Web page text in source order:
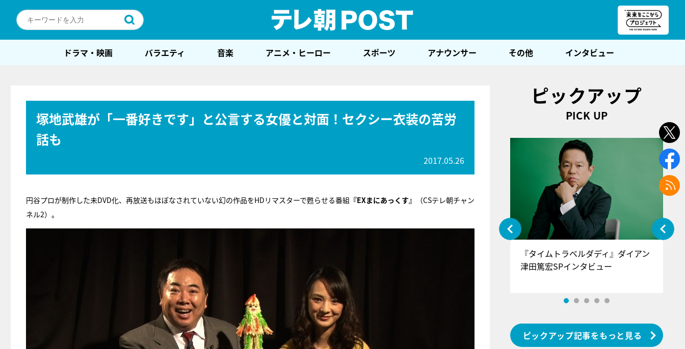
ドラマ・映画 バラエティ 音楽 アニメ・ヒーロー スポーツ アナウンサー その他 インタビュー
塚地武雄が「一番好きです」と公言する女優と対面！セクシー衣装の苦労
話も
2017.05.26
円谷プロが制作した未DVD化、再放送もほぼなされていない幻の作品をHDリマスターで甦らせる番組 『EXまにあっくす』
（CSテレ朝チャン
ネル2）。
ピックアップ
PICK UP
『タイムトラベルダディ』ダイアン
津田篤宏SPインタビュー
ピックアップ記事をもっと見る